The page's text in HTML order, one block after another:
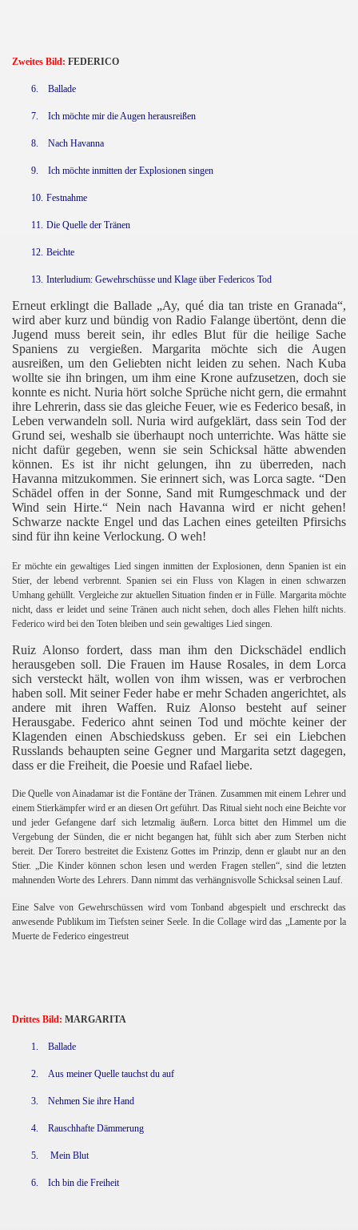
Zweites Bild: FEDERICO
6. Ballade
7. Ich möchte mir die Augen herausreißen
8. Nach Havanna
9. Ich möchte inmitten der Explosionen singen
10. Festnahme
11. Die Quelle der Tränen
12. Beichte
13. Interludium: Gewehrschüsse und Klage über Federicos Tod
Erneut erklingt die Ballade „Ay, qué dia tan triste en Granada“,
wird aber kurz und bündig von Radio Falange übertönt, denn die
Jugend muss bereit sein, ihr edles Blut für die heilige Sache
Spaniens zu vergießen. Margarita möchte sich die Augen
ausreißen, um den Geliebten nicht leiden zu sehen. Nach Kuba
wollte sie ihn bringen, um ihm eine Krone aufzusetzen, doch sie
konnte es nicht. Nuria hört solche Sprüche nicht gern, die ermahnt
ihre Lehrerin, dass sie das gleiche Feuer, wie es Federico besaß, in
Leben verwandeln soll. Nuria wird aufgeklärt, dass sein Tod der
Grund sei, weshalb sie überhaupt noch unterrichte. Was hätte sie
nicht dafür gegeben, wenn sie sein Schicksal hätte abwenden
können. Es ist ihr nicht gelungen, ihn zu überreden, nach
Havanna mitzukommen. Sie erinnert sich, was Lorca sagte. “Den
Schädel offen in der Sonne, Sand mit Rumgeschmack und der
Wind sein Hirte.“ Nein nach Havanna wird er nicht gehen!
Schwarze nackte Engel und das Lachen eines geteilten Pfirsichs
sind für ihn keine Verlockung. O weh!
Er möchte ein gewaltiges Lied singen inmitten der Explosionen, denn Spanien ist ein
Stier, der lebend verbrennt. Spanien sei ein Fluss von Klagen in einen schwarzen
Umhang gehüllt. Vergleiche zur aktuellen Situation finden er in Fülle. Margarita möchte
nicht, dass er leidet und seine Tränen auch nicht sehen, doch alles Flehen hilft nichts.
Federico wird bei den Toten bleiben und sein gewaltiges Lied singen.
Ruiz Alonso fordert, dass man ihm den Dickschädel endlich
herausgeben soll. Die Frauen im Hause Rosales, in dem Lorca
sich versteckt hält, wollen von ihm wissen, was er verbrochen
haben soll. Mit seiner Feder habe er mehr Schaden angerichtet, als
andere mit ihren Waffen. Ruiz Alonso besteht auf seiner
Herausgabe. Federico ahnt seinen Tod und möchte keiner der
Klagenden einen Abschiedskuss geben. Er sei ein Liebchen
Russlands behaupten seine Gegner und Margarita setzt dagegen,
dass er die Freiheit, die Poesie und Rafael liebe.
Die Quelle von Ainadamar ist die Fontäne der Tränen. Zusammen mit einem Lehrer und
einem Stierkämpfer wird er an diesen Ort geführt. Das Ritual sieht noch eine Beichte vor
und jeder Gefangene darf sich letzmalig äußern. Lorca bittet den Himmel um die
Vergebung der Sünden, die er nicht begangen hat, fühlt sich aber zum Sterben nicht
bereit. Der Torero bestreitet die Existenz Gottes im Prinzip, denn er glaubt nur an den
Stier. „Die Kinder können schon lesen und werden Fragen stellen“, sind die letzten
mahnenden Worte des Lehrers. Dann nimmt das verhängnisvolle Schicksal seinen Lauf.
Eine Salve von Gewehrschüssen wird vom Tonband abgespielt und erschreckt das
anwesende Publikum im Tiefsten seiner Seele. In die Collage wird das „Lamente por la
Muerte de Federico eingestreut
Drittes Bild: MARGARITA
1. Ballade
2. Aus meiner Quelle tauchst du auf
3. Nehmen Sie ihre Hand
4. Rauschhafte Dämmerung
5. Mein Blut
6. Ich bin die Freiheit